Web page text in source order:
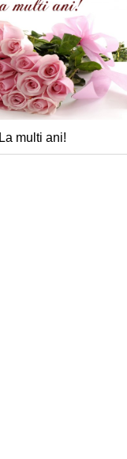
La multi ani!